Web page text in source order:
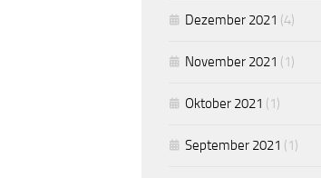
Dezember 2021 (4)
November 2021 (1)
Oktober 2021 (1)
September 2021 (1)